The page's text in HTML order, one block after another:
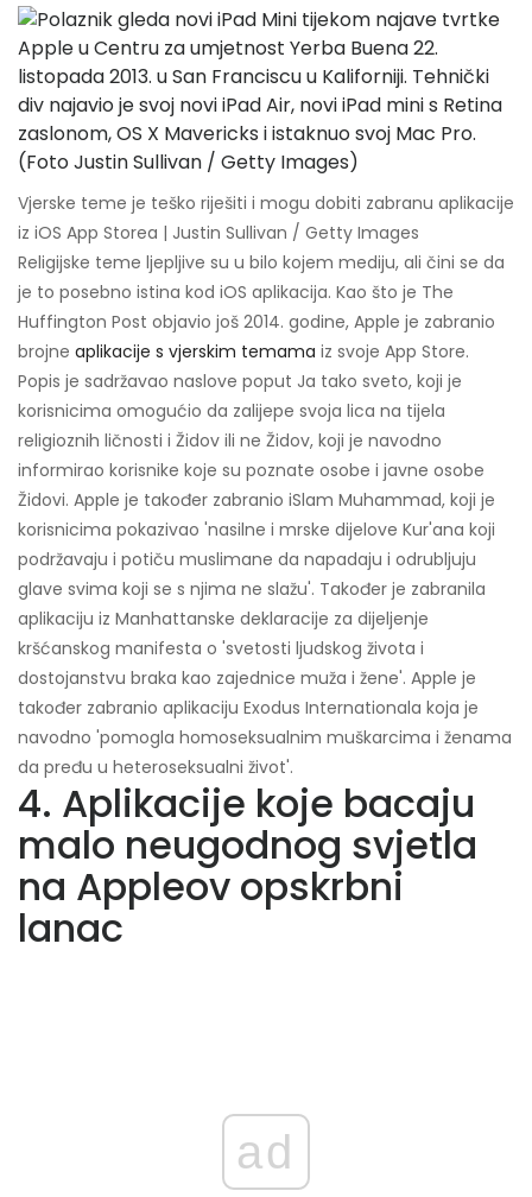
Vjerske teme je teško riješiti i mogu dobiti zabranu aplikacije
iz iOS App Storea | Justin Sullivan / Getty Images
Religijske teme ljepljive su u bilo kojem mediju, ali čini se da
je to posebno istina kod iOS aplikacija. Kao što je The
Huffington Post objavio još 2014. godine, Apple je zabranio
brojne aplikacije s vjerskim temama iz svoje App Store.
Popis je sadržavao naslove poput Ja tako sveto, koji je
korisnicima omogućio da zalijepe svoja lica na tijela
religioznih ličnosti i Židov ili ne Židov, koji je navodno
informirao korisnike koje su poznate osobe i javne osobe
Židovi. Apple je također zabranio iSlam Muhammad, koji je
korisnicima pokazivao 'nasilne i mrske dijelove Kur'ana koji
podržavaju i potiču muslimane da napadaju i odrubljuju
glave svima koji se s njima ne slažu'. Također je zabranila
aplikaciju iz Manhattanske deklaracije za dijeljenje
kršćanskog manifesta o 'svetosti ljudskog života i
dostojanstvu braka kao zajednice muža i žene'. Apple je
također zabranio aplikaciju Exodus Internationala koja je
navodno 'pomogla homoseksualnim muškarcima i ženama
da pređu u heteroseksualni život'.
4. Aplikacije koje bacaju
malo neugodnog svjetla
na Appleov opskrbni
lanac
ad